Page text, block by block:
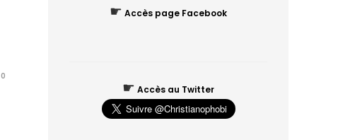
0
☛ Accès page Facebook
☛ Accès au Twitter